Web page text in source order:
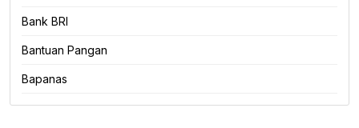
Bank BRI
Bantuan Pangan
Bapanas